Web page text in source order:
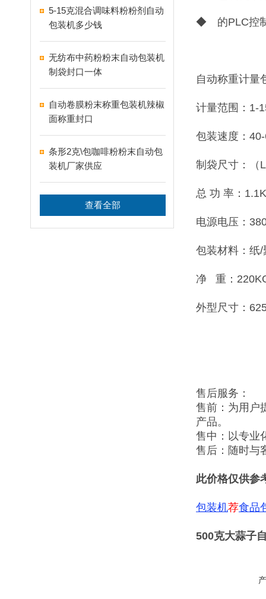
5-15克混合调味料粉粉剂自动
包装机多少钱
无纺布中药粉粉末自动包装机
制袋封口一体
自动卷膜粉末称重包装机辣椒
面称重封口
条形2克\包咖啡粉粉末自动包
装机厂家供应
查看全部
◆ 的PLC控制
自动称重计量
计量范围：1-
包装速度：
制袋尺寸：（
总 功 率：
电源电压：
包装材料：纸
净 重：
外型尺寸：
售后服务：
售前：为用户
产品。
售中：以专业
售后：随时与
此价格仅供参
包装机荐食品
500克大蒜子